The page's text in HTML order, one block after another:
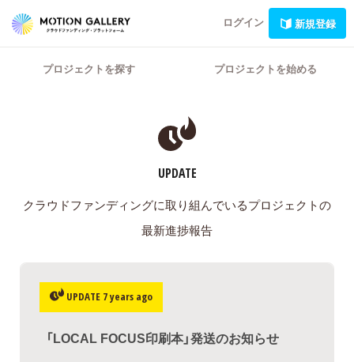
ログイン 新規登録
プロジェクトを探す プロジェクトを始める
UPDATE
クラウドファンディングに取り組んでいるプロジェクトの
最新進捗報告
UPDATE 7 years ago
「LOCAL FOCUS印刷本」発送のお知らせ